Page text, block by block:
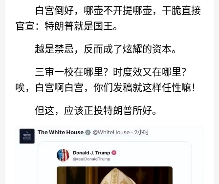
白宫倒好，哪壶不开提哪壶，干脆直接
官宣：特朗普就是国王。
越是禁忌，反而成了炫耀的资本。
三审一校在哪里？时度效又在哪里？
唉，白宫啊白宫，你们发稿就这样任性嘛！
但这，应该正投特朗普所好。